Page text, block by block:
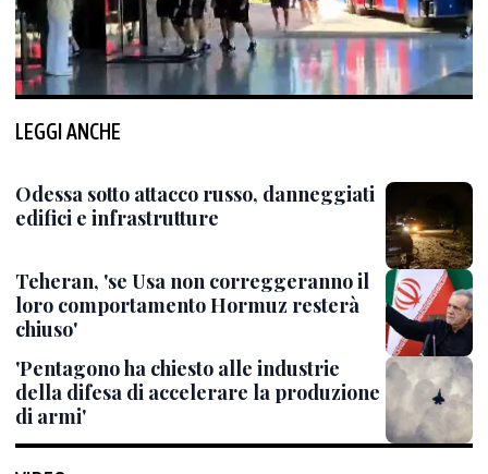
LEGGI ANCHE
Odessa sotto attacco russo, danneggiati
edifici e infrastrutture
Teheran, 'se Usa non correggeranno il
loro comportamento Hormuz resterà
chiuso'
'Pentagono ha chiesto alle industrie
della difesa di accelerare la produzione
di armi'